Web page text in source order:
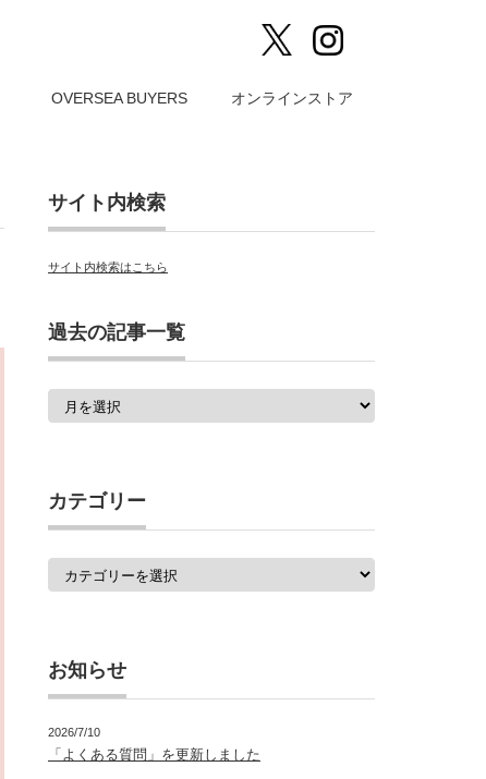
OVERSEA BUYERS オンラインストア
サイト内検索
サイト内検索はこちら
過去の記事一覧
過
覧
カテゴリー
カ
お知らせ
2026/7/10
「よくある質問」を更新しました